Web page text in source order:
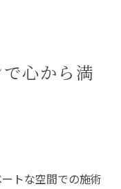
心から満
トな空間での施術